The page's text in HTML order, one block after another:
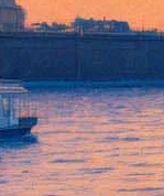
Как сообщает
Мединский во
российских
направить
варварски
экспедиции станут
реставраторы. Они